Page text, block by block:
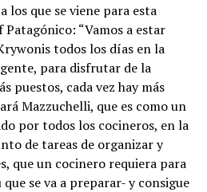
los que se viene para esta
“Vamos a estar
todos los días en la
para disfrutar de la
puestos, cada vez hay más
Mazzuchelli, que es como un
por todos los cocineros, en la
de tareas de organizar y
que un cocinero requiera para
se va a preparar- y consigue